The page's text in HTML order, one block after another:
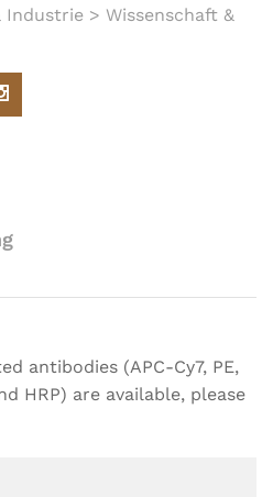
n
s
t
o
m
n
> Wissenschaft &
antibodies (APC-Cy7, PE,
HRP) are available, please